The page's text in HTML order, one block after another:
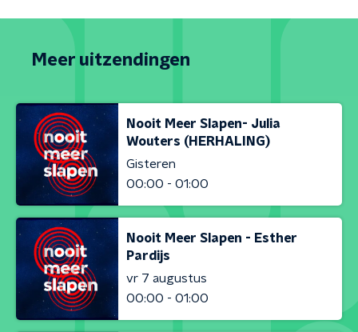
Meer uitzendingen
Nooit Meer Slapen- Julia
Wouters (HERHALING)
Gisteren
00:00 - 01:00
Nooit Meer Slapen - Esther
Pardijs
vr 7 augustus
00:00 - 01:00